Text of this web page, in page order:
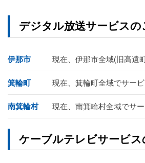
デジタル放送サービスの
伊那市 現在、伊那市全域(旧高遠
箕輪町 現在、箕輪町全域でサー
南箕輪村 現在、南箕輪村全域でサ
ケーブルテレビサービ